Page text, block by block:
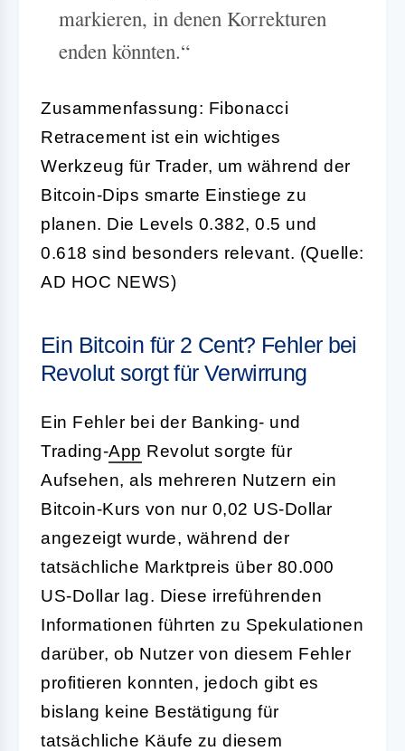
markieren, in denen Korrekturen
enden könnten.“
Zusammenfassung: Fibonacci
Retracement ist ein wichtiges
Werkzeug für Trader, um während der
Bitcoin-Dips smarte Einstiege zu
planen. Die Levels 0.382, 0.5 und
0.618 sind besonders relevant. (Quelle:
AD HOC NEWS)
Ein Bitcoin für 2 Cent? Fehler bei
Revolut sorgt für Verwirrung
Ein Fehler bei der Banking- und
Trading-App Revolut sorgte für
Aufsehen, als mehreren Nutzern ein
Bitcoin-Kurs von nur 0,02 US-Dollar
angezeigt wurde, während der
tatsächliche Marktpreis über 80.000
US-Dollar lag. Diese irreführenden
Informationen führten zu Spekulationen
darüber, ob Nutzer von diesem Fehler
profitieren konnten, jedoch gibt es
bislang keine Bestätigung für
tatsächliche Käufe zu diesem